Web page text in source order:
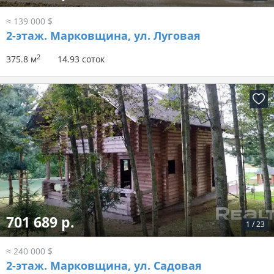
≈ 139 000 $
2-этаж. Марковщина, ул. Луговая
375.8 м2 14.93 соток
1 /23
701 689 р.
≈ 240 000 $
2-этаж. Марковщина, ул. Садовая